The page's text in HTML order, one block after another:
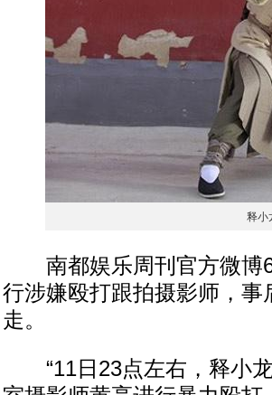
释小
南都娱乐周刊官方微博6
行涉嫌殴打跟拍摄影师，
走。
“11日23点左右，释小龙